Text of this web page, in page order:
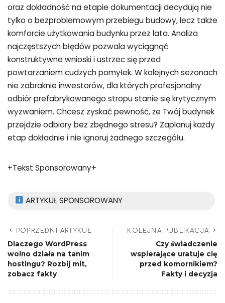
oraz dokładność na etapie dokumentacji decydują nie
tylko o bezproblemowym przebiegu budowy, lecz także
komforcie użytkowania budynku przez lata. Analiza
najczęstszych błędów pozwala wyciągnąć
konstruktywne wnioski i ustrzec się przed
powtarzaniem cudzych pomyłek. W kolejnych sezonach
nie zabraknie inwestorów, dla których profesjonalny
odbiór prefabrykowanego stropu stanie się krytycznym
wyzwaniem. Chcesz zyskać pewność, że Twój budynek
przejdzie odbiory bez zbędnego stresu? Zaplanuj każdy
etap dokładnie i nie ignoruj żadnego szczegółu.
+Tekst Sponsorowany+
ARTYKUŁ SPONSOROWANY
POPRZEDNI ARTYKUŁ
Dlaczego WordPress
wolno działa na tanim
hostingu? Rozbij mit,
zobacz fakty
KOLEJNA PUBLIKACJA
Czy świadczenie
wspierające uratuje cię
przed komornikiem?
Fakty i decyzja